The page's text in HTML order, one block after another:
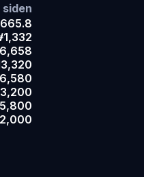
siden